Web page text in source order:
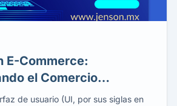
E-Commerce:
el Comercio
de usuario (UI, por sus siglas en